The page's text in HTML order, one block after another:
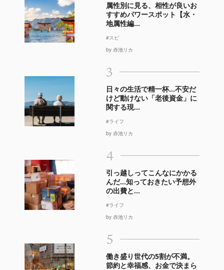
属性別に見る、相性が良いお
すすめパワースポット【水・
地属性編...
#スピ
by 赤池リカ
3
日々の生活で精一杯…不安だ
けど動けない「老後資金」に
関する現...
#ライフ
by 赤池リカ
4
引っ越しってこんなにかかる
んだ…知っておきたい予想外
の出費と...
#ライフ
by 赤池リカ
5
働き盛り世代の5割が不満。
節約と幸福感、お金で決まら